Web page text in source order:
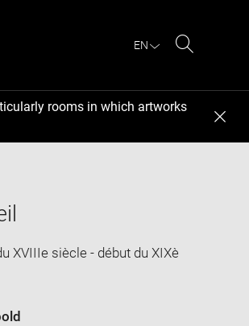
EN
rooms in which artworks
XVIIIe siècle - début du XIXè